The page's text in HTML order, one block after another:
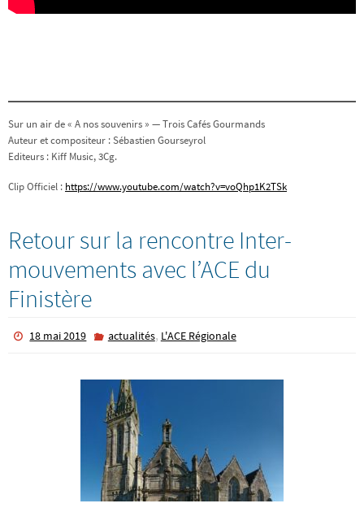
Sur un air de « A nos souvenirs » — Trois Cafés Gourmands
Auteur et compositeur : Sébastien Gourseyrol
Editeurs : Kiff Music, 3Cg.
Clip Officiel : https://www.youtube.com/watch?v=voQhp1K2TSk
Retour sur la rencontre Inter-
mouvements avec l’ACE du
Finistère
18 mai 2019 actualités, L'ACE Régionale